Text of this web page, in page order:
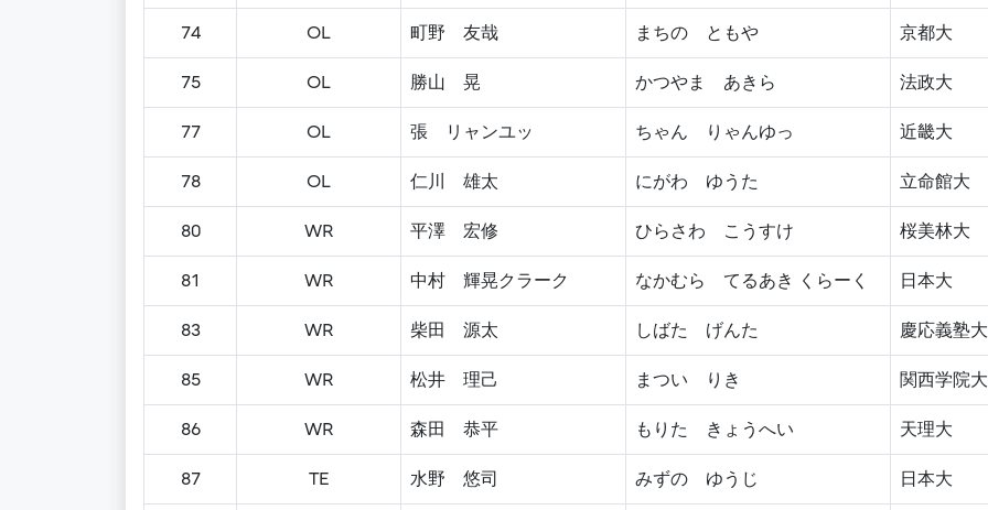
74 OL 町野 友哉 まちの ともや 京都大
75 OL 勝山 晃 かつやま あきら 法政大
77 OL 張 リャンユッ ちゃん りゃんゆっ 近畿大
78 OL 仁川 雄太 にがわ ゆうた 立命館大
80 WR 平澤 宏修 ひらさわ こうすけ 桜美林大
81 WR 中村 輝晃クラーク なかむら てるあき くらーく 日本大
83 WR 柴田 源太 しばた げんた 慶応義塾大
85 WR 松井 理己 まつい りき 関西学院大
86 WR 森田 恭平 もりた きょうへい 天理大
87 TE 水野 悠司 みずの ゆうじ 日本大